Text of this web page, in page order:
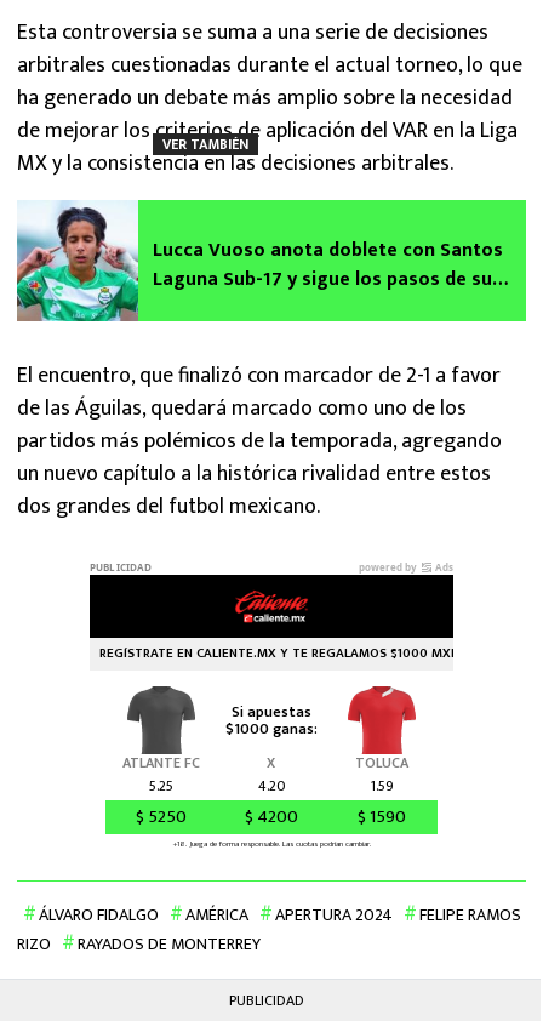
Esta controversia se suma a una serie de decisiones
arbitrales cuestionadas durante el actual torneo, lo que
ha generado un debate más amplio sobre la necesidad
de mejorar los criterios de aplicación del VAR en la Liga
MX y la consistencia en las decisiones arbitrales.
VER TAMBIÉN
Lucca Vuoso anota doblete con Santos
Laguna Sub-17 y sigue los pasos de su
El encuentro, que finalizó con marcador de 2-1 a favor
de las Águilas, quedará marcado como uno de los
partidos más polémicos de la temporada, agregando
un nuevo capítulo a la histórica rivalidad entre estos
dos grandes del futbol mexicano.
ÁLVARO FIDALGO AMÉRICA APERTURA 2024
FELIPE RAMOS
RIZO
RAYADOS DE MONTERREY
PUBLICIDAD